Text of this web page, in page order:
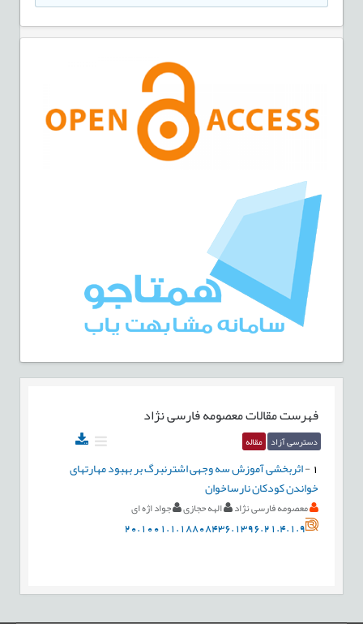
فهرست مقالاتمعصومه فارسی نژاد
دسترسی آزاد مقاله
-اثربخشی آموزش سه وجهی اشترنبرگ بر بهبود مهارتهای
خواندن کودکان نارساخوان
معصومه فارسی نژاد الهه حجازی جواد اژه ای
20.1001.1.18808436.1396.21.4.1.9